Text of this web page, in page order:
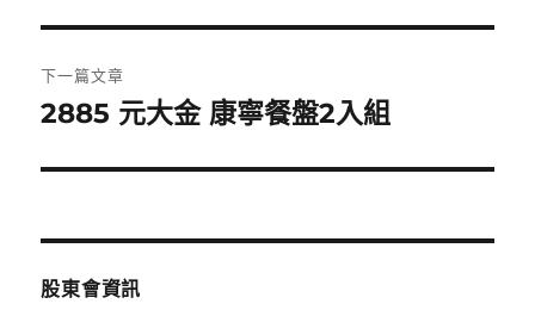
覽
篇
文
章:
下一篇文章
下
篇
章:
2885 元大金 康寧餐盤2入組
股東會資訊